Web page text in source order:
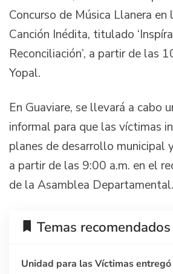
Concurso de Música Llanera
Canción Inédita, titulado
Reconciliación’, a partir de las
Yopal.
En Guaviare, se llevará a cabo
informal para que las víctimas
planes de desarrollo municipal
a partir de las 9:00 a.m. en el
de la Asamblea Departamental.
Temas recomendados
Unidad para las Víctimas